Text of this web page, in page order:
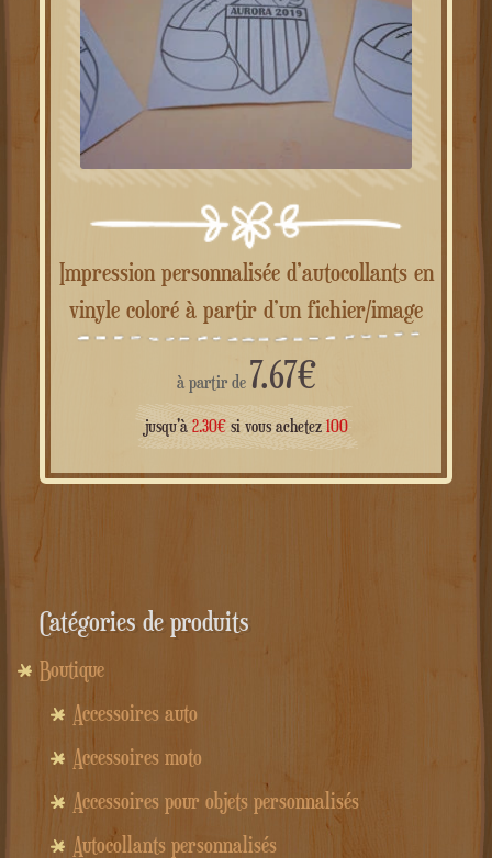
Impression personnalisée d’autocollants en
vinyle coloré à partir d’un fichier/image
à partir de 7.67€
jusqu'à 2.30€si vous achetez 100
Catégories de produits
Boutique
Accessoires auto
Accessoires moto
Accessoires pour objets personnalisés
Autocollants personnalisés